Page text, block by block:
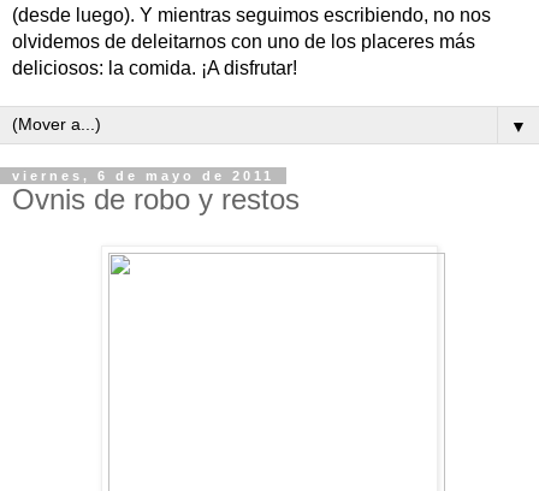
(desde luego). Y mientras seguimos escribiendo, no nos
olvidemos de deleitarnos con uno de los placeres más
deliciosos: la comida. ¡A disfrutar!
▼
viernes, 6 de mayo de 2011
Ovnis de robo y restos